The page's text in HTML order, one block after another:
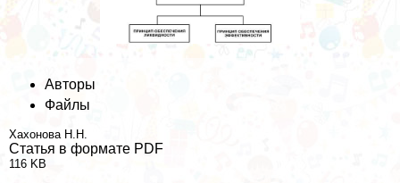
Авторы
Файлы
Хахонова Н.Н.
Статья в формате PDF
116 KB